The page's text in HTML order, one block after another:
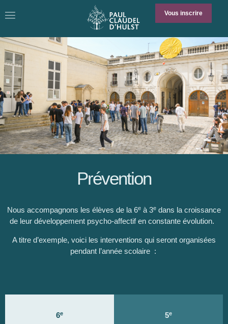
Vous inscrire
Prévention
Nous accompagnons les élèves de la 6e à 3e dans la croissance
de leur développement psycho-affectif en constante évolution.
A titre d’exemple, voici les interventions qui seront organisées
pendant l’année scolaire :
6e 5e